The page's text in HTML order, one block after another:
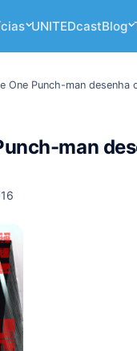
UNITEDcastBlog
One Punch-man
man